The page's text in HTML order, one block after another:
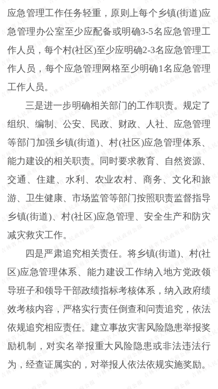
应急管理工作任务轻重，原则上每个乡镇(街道)应
急管理办公室至少应配备或明确3-5名应急管理工
作人员，每个村(社区)至少应明确2-3名应急管理工
作人员，每个应急管理网格至少明确1名应急管理
工作人员。
三是进一步明确相关部门的工作职责。规定了
组织、编制、公安、民政、财政、人社、应急管理
等部门加强乡镇(街道)、村(社区)应急管理体系、
能力建设的相关职责。同时要求教育、自然资源、
交通、住建、水利、农业农村、商务、文化和旅
游、卫生健康、市场监管等部门按照职责监督指导
乡镇(街道)、村(社区)应急管理、安全生产和防灾
减灾救灾工作。
四是严肃追究相关责任。将乡镇(街道)、村(社
区)应急管理体系、能力建设工作纳入地方党政领
导班子和领导干部政绩指标考核体系，纳入政府绩
效考核内容，严格实行责任倒查和问责追究，依法
依规追究相应责任。建立事故灾害风险隐患举报奖
励机制，对实名举报重大风险隐患或非法违法行
为，经查证属实的，对举报人依法依规实施奖励。